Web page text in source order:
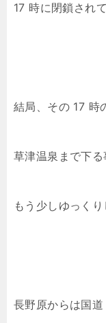
17 時に閉鎖され
結局、その 17 時
草津温泉まで下る
もう少しゆっくり
長野原からは国道